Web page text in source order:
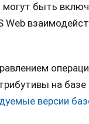
быть
Web
на базе
версии